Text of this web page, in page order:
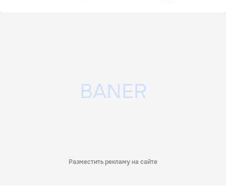
Разместить рекламу на сайте